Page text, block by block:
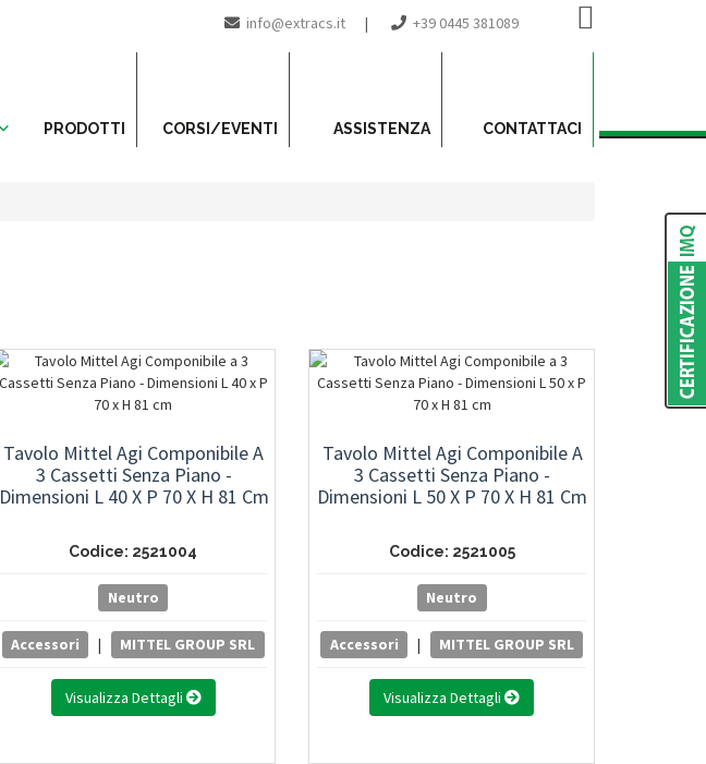
info@extracs.it | +39 0445 381089
PRODOTTI CORSI/EVENTI ASSISTENZA CONTATTACI
Tavolo Mittel Agi Componibile A
3 Cassetti Senza Piano -
Dimensioni L 40 X P 70 X H 81 Cm
Codice: 2521004
Neutro
Accessori | MITTEL GROUP SRL
Visualizza Dettagli
Tavolo Mittel Agi Componibile A
3 Cassetti Senza Piano -
Dimensioni L 50 X P 70 X H 81 Cm
Codice: 2521005
Neutro
Accessori | MITTEL GROUP SRL
Visualizza Dettagli